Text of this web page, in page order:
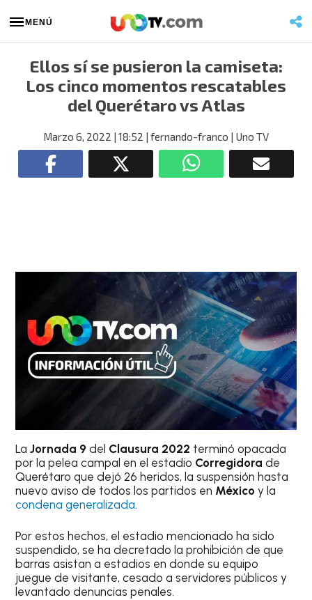
MENÚ
Ellos sí se pusieron la camiseta:
Los cinco momentos rescatables
del Querétaro vs Atlas
Marzo 6, 2022 | 18:52 | fernando-franco | Uno TV
LaJornada 9 del Clausura 2022 terminó opacada
por la pelea campal en el estadio Corregidora de
Querétaro que dejó 26 heridos, la suspensión hasta
nuevo aviso de todos los partidos en México y la
condena generalizada.
Por estos hechos, el estadio mencionado ha sido
suspendido, se ha decretado la prohibición de que
barras asistan a estadios en donde su equipo
juegue de visitante, cesado a servidores públicos y
levantado denuncias penales.